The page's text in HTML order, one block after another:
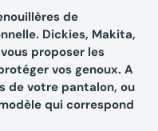
de
Dickies, Makita,
proposer les
vos genoux. A
de votre pantalon, ou
qui correspond